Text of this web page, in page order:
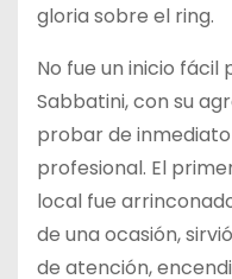
gloria sobre el ring.
No fue un inicio fácil
Sabbatini, con su
probar de
profesional. El
local fue
de una ocasión,
de atención,